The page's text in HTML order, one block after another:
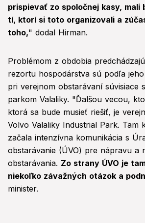
prispievať zo spoločnej kasy, mali
tí, ktorí si toto organizovali a
toho," dodal Hirman.
Problémom z obdobia
rezortu hospodárstva sú podľa
pri verejnom obstarávaní súvisiace
parkom Valaliky. "Ďalšou vecou,
ktorá sa bude musieť riešiť, je
Volvo Valaliky Industrial Park. Tam
začala intenzívna komunikácia s
obstarávanie (ÚVO) pre nápravu a
obstarávania. Zo strany ÚVO je
niekoľko závažných otázok a
minister.